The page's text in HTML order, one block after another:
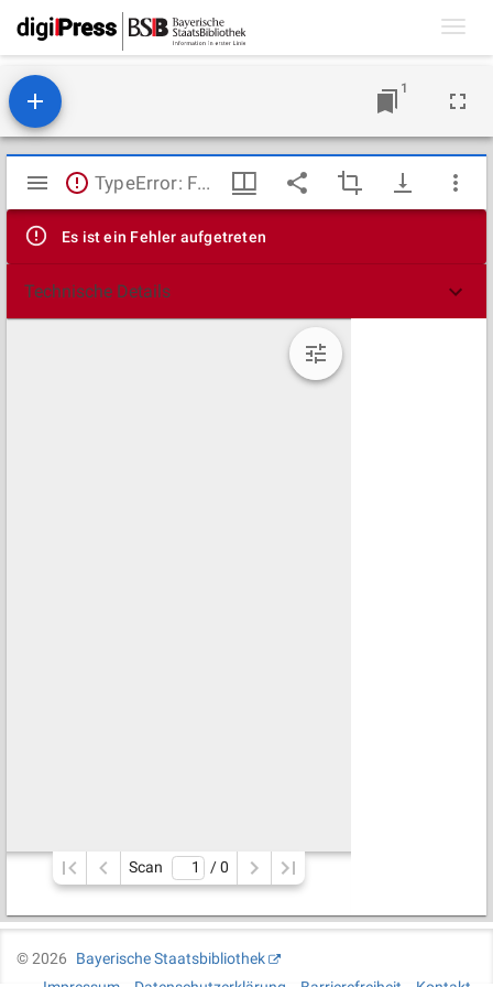
1
Mirador
Viewer
TypeError: Failed to fetch
Es ist ein Fehler aufgetreten
Technische Details
Scan / 0
©2026
Bayerische Staatsbibliothek